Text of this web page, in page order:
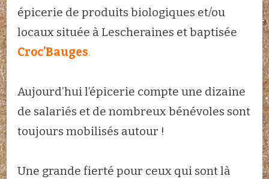
épicerie de produits biologiques et/ou
locaux située à Lescheraines et baptisée
Croc’Bauges.
Aujourd’hui l’épicerie compte une dizaine
de salariés et de nombreux bénévoles sont
toujours mobilisés autour !
Une grande fierté pour ceux qui sont là